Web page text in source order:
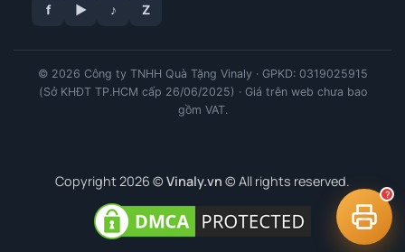
f ▶ ♪ Z
© 2026 Công ty TNHH Quà Tặng Vinaly · GPKD: 0319025915
(Sở KHĐT TP.HCM cấp 26/06/2025) · Giá trên web chưa bao
gồm VAT.
Copyright 2026 © Vinaly.vn © All rights reserved.
tư vấn công nghệ in
?